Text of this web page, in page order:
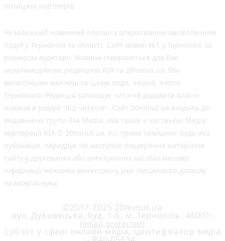
позицією партнерів
Незалежний новинний портал з оперативним висвітленням
подій у Тернополі та області. Сайт новин №1 у Тернополі за
розміром аудиторії. Новини створюються для Вас
мультимедійною редакцією RIA та 20minut.ua. Ми
висвітлюємо важливі та цікаві події, людей, життя
Тернополя. Редакція запрошує читачів додавати власні
новини в розділ "Від читачів". Сайт 20minut.ua входить до
видавничої групи RIA Media, яка також є частиною Медіа
корпорації RIA © 20minut.ua. Усі права захищені. Будь-яка
публiкацiя, передрук чи наступне поширення матеріалів
сайту у друкованих або електронних засобах масової
інформації можлива винятково у разі письмового дозволу
правовласника.
©2017-2025 20minut.ua
вул. Дубовецька, буд. 1-б, м. Тернопіль, 46001;
[email protected]
Cуб'єкт у сфері онлайн-медіа; ідентифікатор медіа